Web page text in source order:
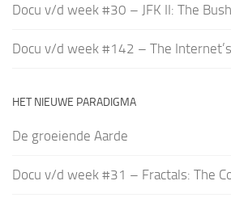
Docu v/d week #30 – JFK II: The
Docu v/d week #142 – The
HET NIEUWE PARADIGMA
De groeiende Aarde
Docu v/d week #31 – Fractals: The